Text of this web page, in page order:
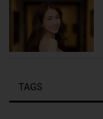
TAGS